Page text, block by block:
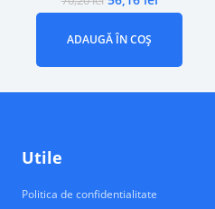
ADAUGĂ ÎN COȘ
Utile
Politica de confidentialitate